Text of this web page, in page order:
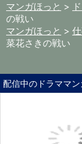
マンガほっと
の戦い
マンガほっと
菜花さきの戦い
配信中のドラママン